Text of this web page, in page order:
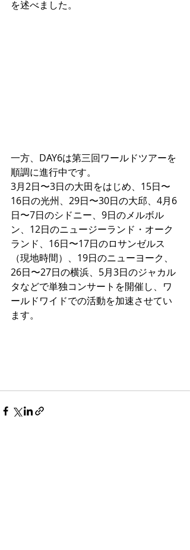
を述べました。
一方、DAY6は第三回ワールドツアーを
順調に進行中です。
3月2日〜3日の大田をはじめ、15日〜
16日の光州、29日〜30日の大邱、4月6
日〜7日のシドニー、9日のメルボル
ン、12日のニュージーランド・オーク
ランド、16日〜17日のロサンゼルス
（現地時間）、19日のニューヨーク、
26日〜27日の横浜、5月3日のジャカル
タなどで単独コンサートを開催し、ワ
ールドワイドでの活動を加速させてい
ます。